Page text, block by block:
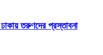
তরুণদের প্রস্তাবনা